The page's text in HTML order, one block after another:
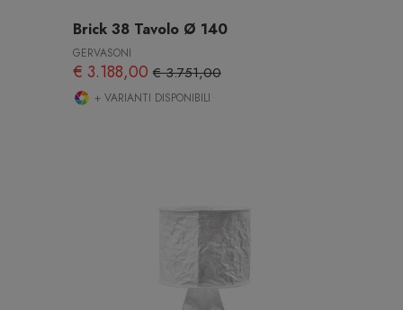
Brick 38 Tavolo Ø 140
GERVASONI
€ 3.188,00€ 3.751,00
+ VARIANTI DISPONIBILI